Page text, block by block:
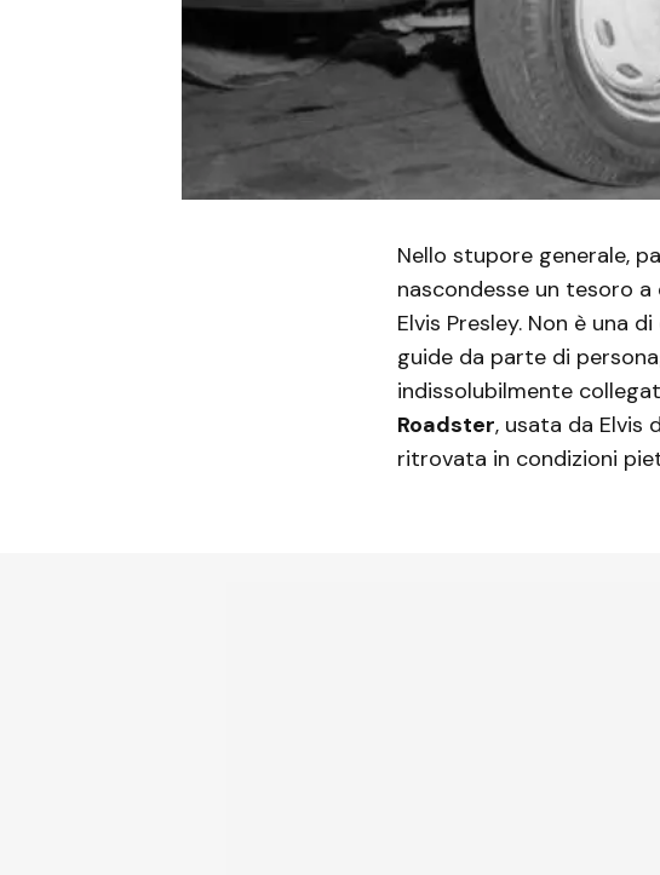
Nello stupore generale,
nascondesse un tesoro
Elvis Presley. Non è una
guide da parte di
indissolubilmente
Roadster, usata da Elvis
ritrovata in condizioni